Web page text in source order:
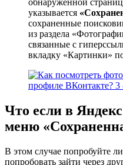
обнаруженной
указывается
сохраненные
из раздела
связанные с
вкладку «Картинки»
Что если в
меню
В этом случае попробуйте
попробовать зайти через